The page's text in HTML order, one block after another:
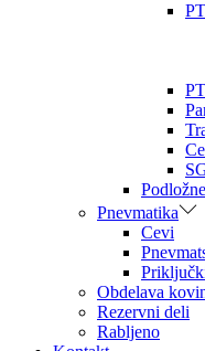
Pnevmatika
Cevi
Obdelava
Rezervni deli
Rabljeno